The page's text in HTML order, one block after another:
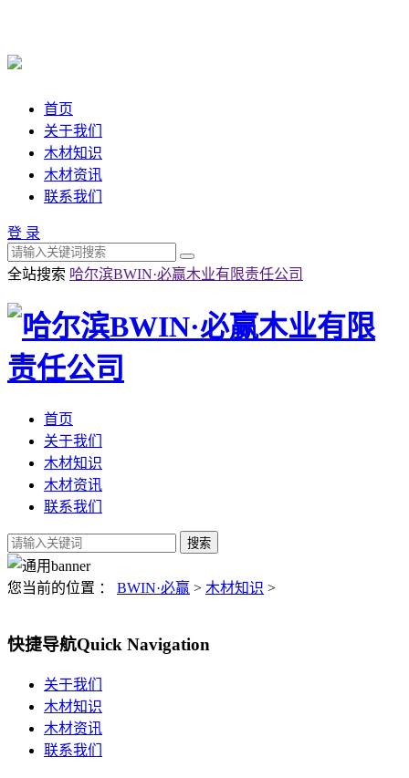
首页
关于我们
木材知识
木材资讯
联系我们
登 录
全站搜索 哈尔滨BWIN·必赢木业有限责任公司
首页
关于我们
木材知识
木材资讯
联系我们
您当前的位置 ： BWIN·必赢 > 木材知识 >
快捷导航Quick Navigation
关于我们
木材知识
木材资讯
联系我们